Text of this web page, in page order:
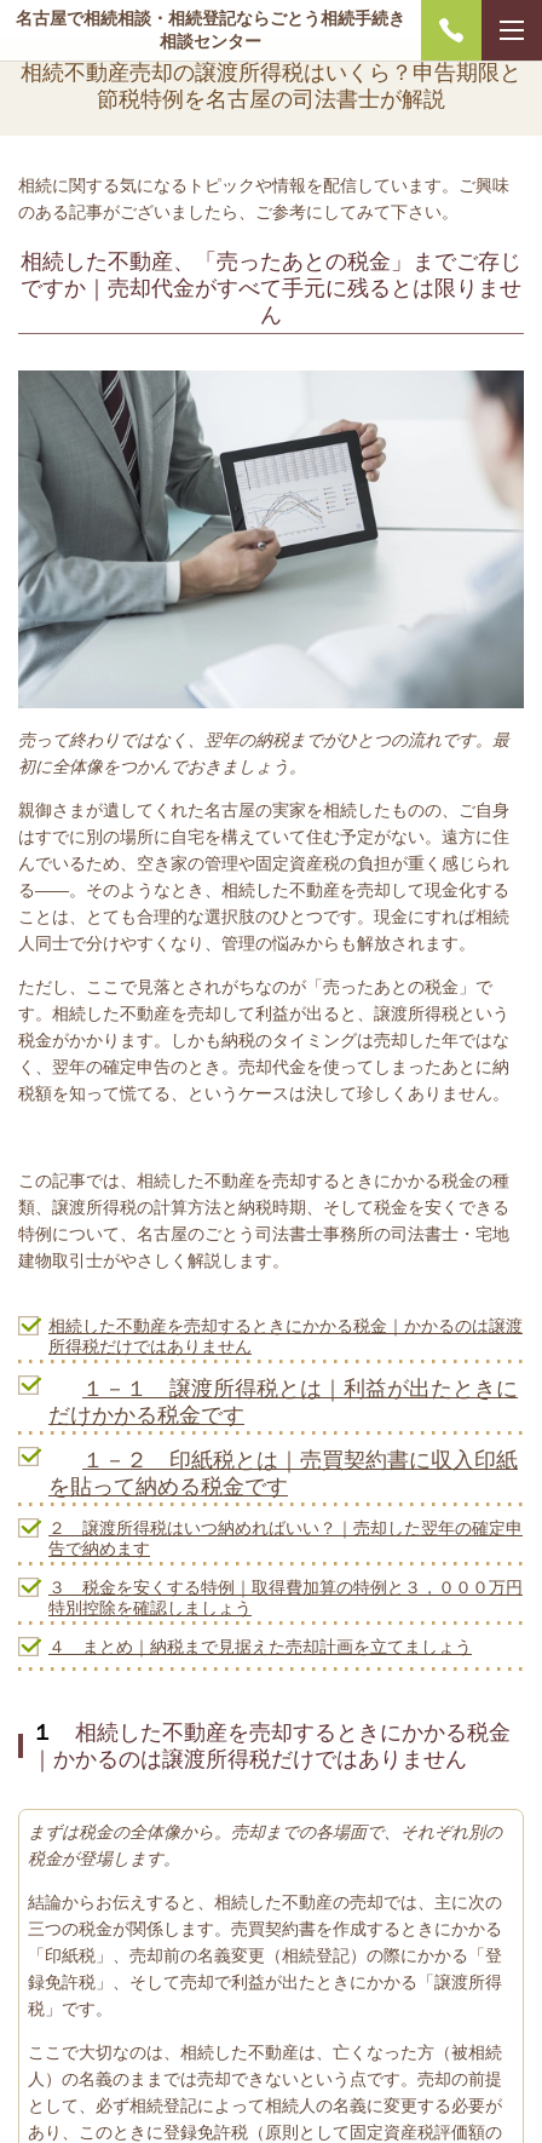
名古屋で相続相談・相続登記ならごとう相続手続き
相談センター
相続不動産売却の譲渡所得税はいくら？申告期限と
節税特例を名古屋の司法書士が解説
相続に関する気になるトピックや情報を配信しています。ご興味
のある記事がございましたら、ご参考にしてみて下さい。
相続した不動産、「売ったあとの税金」までご存じ
ですか｜売却代金がすべて手元に残るとは限りませ
ん
売って終わりではなく、翌年の納税までがひとつの流れです。最
初に全体像をつかんでおきましょう。
親御さまが遺してくれた名古屋の実家を相続したものの、ご自身
はすでに別の場所に自宅を構えていて住む予定がない。遠方に住
んでいるため、空き家の管理や固定資産税の負担が重く感じられ
る――。そのようなとき、相続した不動産を売却して現金化する
ことは、とても合理的な選択肢のひとつです。現金にすれば相続
人同士で分けやすくなり、管理の悩みからも解放されます。
ただし、ここで見落とされがちなのが「売ったあとの税金」で
す。相続した不動産を売却して利益が出ると、譲渡所得税という
税金がかかります。しかも納税のタイミングは売却した年ではな
く、翌年の確定申告のとき。売却代金を使ってしまったあとに納
税額を知って慌てる、というケースは決して珍しくありません。
この記事では、相続した不動産を売却するときにかかる税金の種
類、譲渡所得税の計算方法と納税時期、そして税金を安くできる
特例について、名古屋のごとう司法書士事務所の司法書士・宅地
建物取引士がやさしく解説します。
相続した不動産を売却するときにかかる税金｜かかるのは譲渡
所得税だけではありません
１－１ 譲渡所得税とは｜利益が出たときに
だけかかる税金です
１－２ 印紙税とは｜売買契約書に収入印紙
を貼って納める税金です
２ 譲渡所得税はいつ納めればいい？｜売却した翌年の確定申
告で納めます
３ 税金を安くする特例｜取得費加算の特例と３，０００万円
特別控除を確認しましょう
４ まとめ｜納税まで見据えた売却計画を立てましょう
１ 相続した不動産を売却するときにかかる税金
｜かかるのは譲渡所得税だけではありません
まずは税金の全体像から。売却までの各場面で、それぞれ別の
税金が登場します。
結論からお伝えすると、相続した不動産の売却では、主に次の
三つの税金が関係します。売買契約書を作成するときにかかる
「印紙税」、売却前の名義変更（相続登記）の際にかかる「登
録免許税」、そして売却で利益が出たときにかかる「譲渡所得
税」です。
ここで大切なのは、相続した不動産は、亡くなった方（被相続
人）の名義のままでは売却できないという点です。売却の前提
として、必ず相続登記によって相続人の名義に変更する必要が
あり、このときに登録免許税（原則として固定資産税評価額の